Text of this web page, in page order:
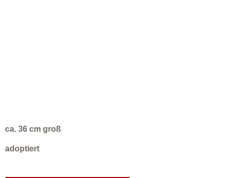
ca. 36 cm groß
adoptiert